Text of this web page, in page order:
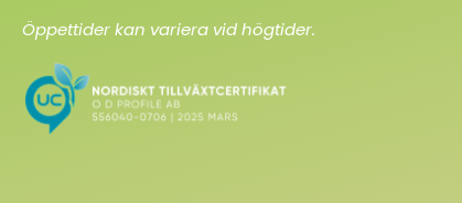
Öppettider kan variera vid högtider.